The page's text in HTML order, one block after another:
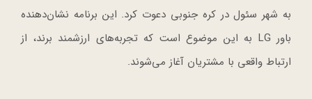
به شهر سئول در کره جنوبی دعوت کرد. این برنامه نشان‌دهنده
باور LG به این موضوع است که تجربه‌های ارزشمند برند، از
ارتباط واقعی با مشتریان آغاز می‌شوند.